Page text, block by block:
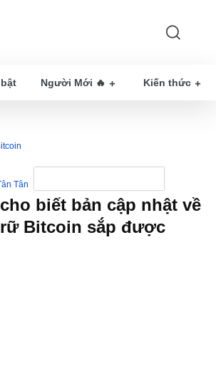
Người Mới 🔥 Kiến thức
Tân
biết bản cập nhật về
Bitcoin sắp được